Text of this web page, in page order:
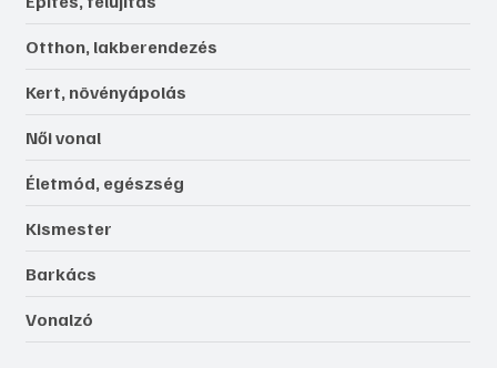
Otthon, lakberendezés
Kert, növényápolás
Női vonal
Életmód, egészség
Kismester
Barkács
Vonalzó